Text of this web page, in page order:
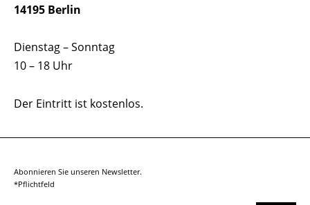
14195 Berlin
Dienstag – Sonntag
10 – 18 Uhr
Der Eintritt ist kostenlos.
Abonnieren Sie unseren Newsletter.
*Pflichtfeld